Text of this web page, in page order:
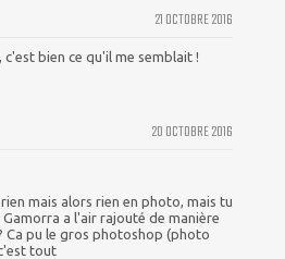
21 OCTOBRE 2016
c'est bien ce qu'il me semblait !
20 OCTOBRE 2016
mais alors rien en photo, mais tu
a l'air rajouté de manière
Ca pu le gros photoshop (photo
tout